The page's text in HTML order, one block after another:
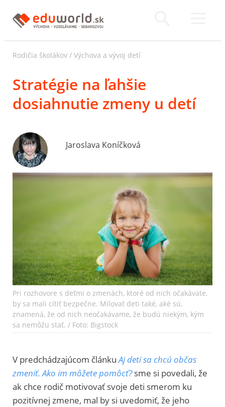
Rodičia školákov / Výchova a vývoj detí
Stratégie na ľahšie
dosiahnutie zmeny u detí
Jaroslava Koníčková
Pri rozhovore s deťmi o zmenách, ktoré od nich očakávate,
by sa mali cítiť bezpečne. Milovať deti také, aké sú,
znamená, že od nich neočakávame, že budú niekým, kým
sa nemôžu stať. / Foto: Bigstock
V predchádzajúcom článkuAj deti sa chcú občas
zmeniť. Ako im môžete pomôcť?sme si povedali, že
ak chce rodič motivovať svoje deti smerom ku
pozitívnej zmene, mal by si uvedomiť, že jeho